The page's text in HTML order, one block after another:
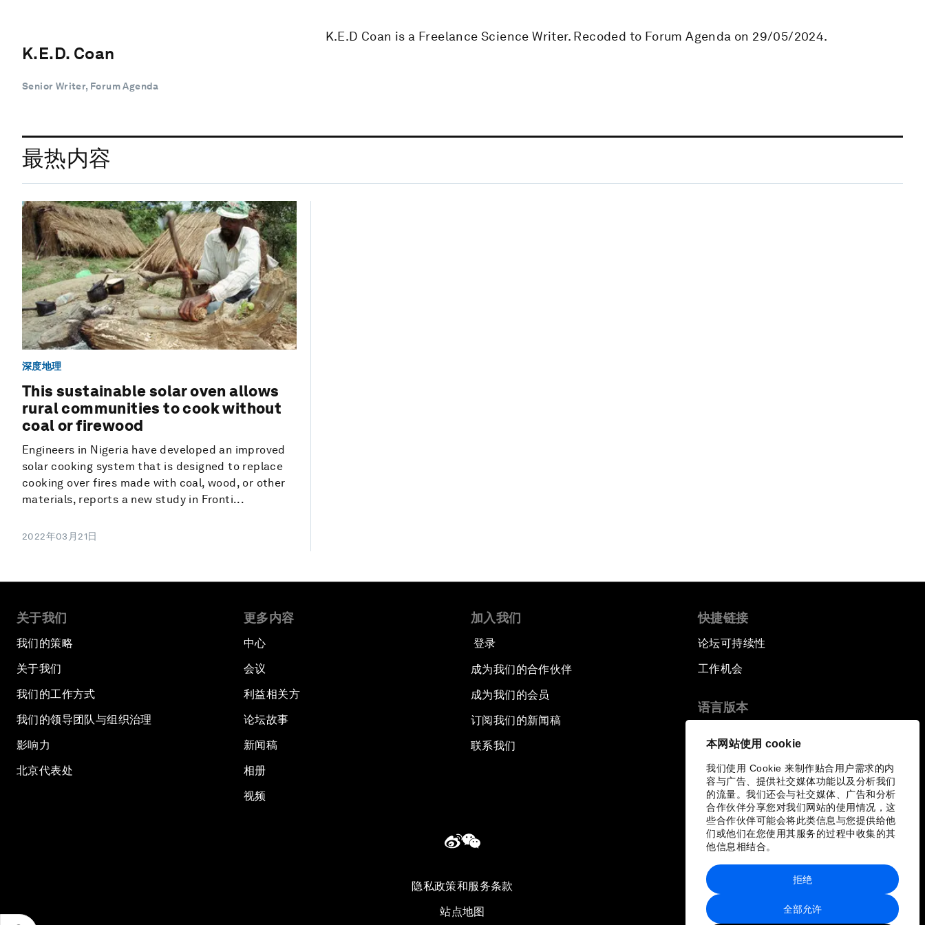
本网站使用 cookie
我们使用 Cookie 来制作贴合用户需求的内
容与广告、提供社交媒体功能以及分析我们
的流量。我们还会与社交媒体、广告和分析
合作伙伴分享您对我们网站的使用情况，这
些合作伙伴可能会将此类信息与您提供给他
们或他们在您使用其服务的过程中收集的其
他信息相结合。
全部允许
拒绝
K.E.D. Coan
Senior Writer, Forum Agenda
K.E.D Coan is a Freelance Science Writer. Recoded to Forum Agenda on 29/05/2024.
最热内容
深度地理
This sustainable solar oven allows
rural communities to cook without
coal or firewood
Engineers in Nigeria have developed an improved
solar cooking system that is designed to replace
cooking over fires made with coal, wood, or other
materials, reports a new study in Fronti...
2022年03月21日
关于我们
我们的策略
关于我们
我们的工作方式
我们的领导团队与组织治理
影响力
北京代表处
更多内容
中心
会议
利益相关方
论坛故事
新闻稿
相册
视频
加入我们
登录
成为我们的合作伙伴
成为我们的会员
订阅我们的新闻稿
联系我们
快捷链接
论坛可持续性
工作机会
语言版本
隐私政策和服务条款
站点地图